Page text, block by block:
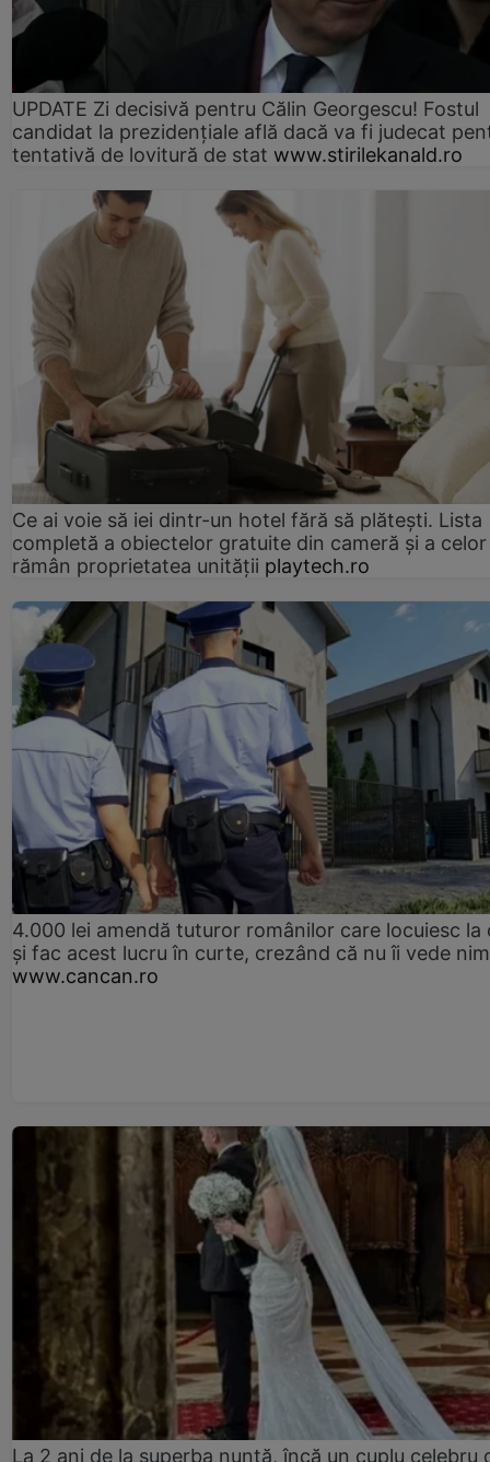
UPDATE Zi decisivă pentru Călin Georgescu! Fostul
candidat la prezidențiale află dacă va fi judecat
tentativă de lovitură de stat www.stirilekanald.ro
Ce ai voie să iei dintr-un hotel fără să plătești. Lista
completă a obiectelor gratuite din cameră și a
rămân proprietatea unității playtech.ro
4.000 lei amendă tuturor românilor care locuiesc la
și fac acest lucru în curte, crezând că nu îi vede
www.cancan.ro
La 2 ani de la superba nuntă, încă un cuplu celebru